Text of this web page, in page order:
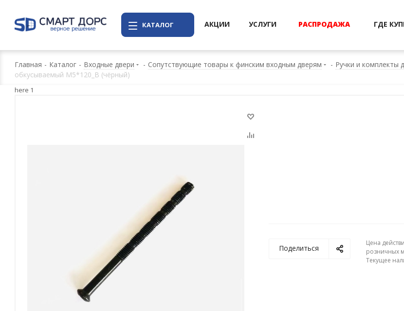
КАТАЛОГ АКЦИИ УСЛУГИ РАСПРОДАЖА ГДЕ
Главная - Каталог - Входные двери - Сопутствующие товары к финским входным дверям - Ручки и комплекты
обкусываемый M5*120_B (чёрный)
here 1
Поделиться
Цена
розничных
Текущее